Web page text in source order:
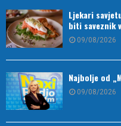
Ljekari
biti saveznik
09/08/2026
Najbolje od
09/08/2026